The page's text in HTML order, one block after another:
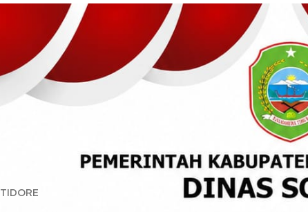
TIDORE